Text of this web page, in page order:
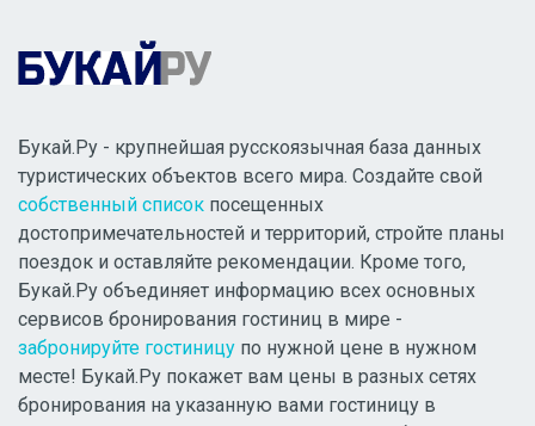
Букай.Ру - крупнейшая русскоязычная база данных
туристических объектов всего мира. Создайте свой
собственный список посещенных
достопримечательностей и территорий, стройте планы
поездок и оставляйте рекомендации. Кроме того,
Букай.Ру объединяет информацию всех основных
сервисов бронирования гостиниц в мире -
забронируйте гостиницу по нужной цене в нужном
месте! Букай.Ру покажет вам цены в разных сетях
бронирования на указанную вами гостиницу в